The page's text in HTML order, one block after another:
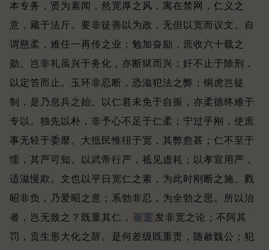
本专务，贤为素闻，然宽厚之风，寓在禁网，仁义之
意，藏于法斤。 要非徒善以为政，无但以宽而议文。
自
谓慈柔，难任一再传之业； 勉加奋励，庶收六十载之
勋。
岂非礼虽兴于务化，亦断狱而兴； 奸不止于除刑，
以定笞而止。 玉环非忍断，恐滋犯法之弊； 铜虎岂徒
制，是乃息兵之始。
以仁君未免于自振，亦柔德终难于
专以。 独先以朴，非予心不足于仁柔； 宁过乎刚，使庶
事无轻于委靡。 大抵民惟狃于宽，其弊愈甚； 仁不至于
懦，其严可知。
以武帝行严，祗见虚耗；
以孝宣用严，
适滋慢欺。 文也以平日宽仁之素，为此时刚断之施。 戮
昭非负，乃爱昭之意； 系勃非忍，为全勃之思。
所以治
者，岂无致之？ 既重其仁， 崔寔 发非宽之论； 不阿其
罚，贡生形大化之辞。 是何差级既重责，随赦魏公； 犯